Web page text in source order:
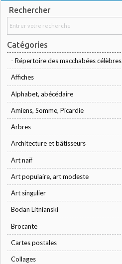
Rechercher
Catégories
- Répertoire des macchabées célèbres
Affiches
Alphabet, abécédaire
Amiens, Somme, Picardie
Arbres
Architecture et bâtisseurs
Art naïf
Art populaire, art modeste
Art singulier
Bodan Litnianski
Brocante
Cartes postales
Collages